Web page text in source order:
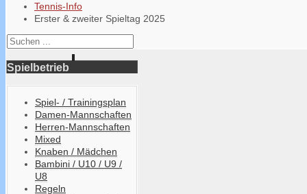
Tennis-Info
Erster & zweiter Spieltag 2025
Spielbetrieb
Spiel- / Trainingsplan
Damen-Mannschaften
Herren-Mannschaften
Mixed
Knaben / Mädchen
Bambini / U10 / U9 /
U8
Regeln